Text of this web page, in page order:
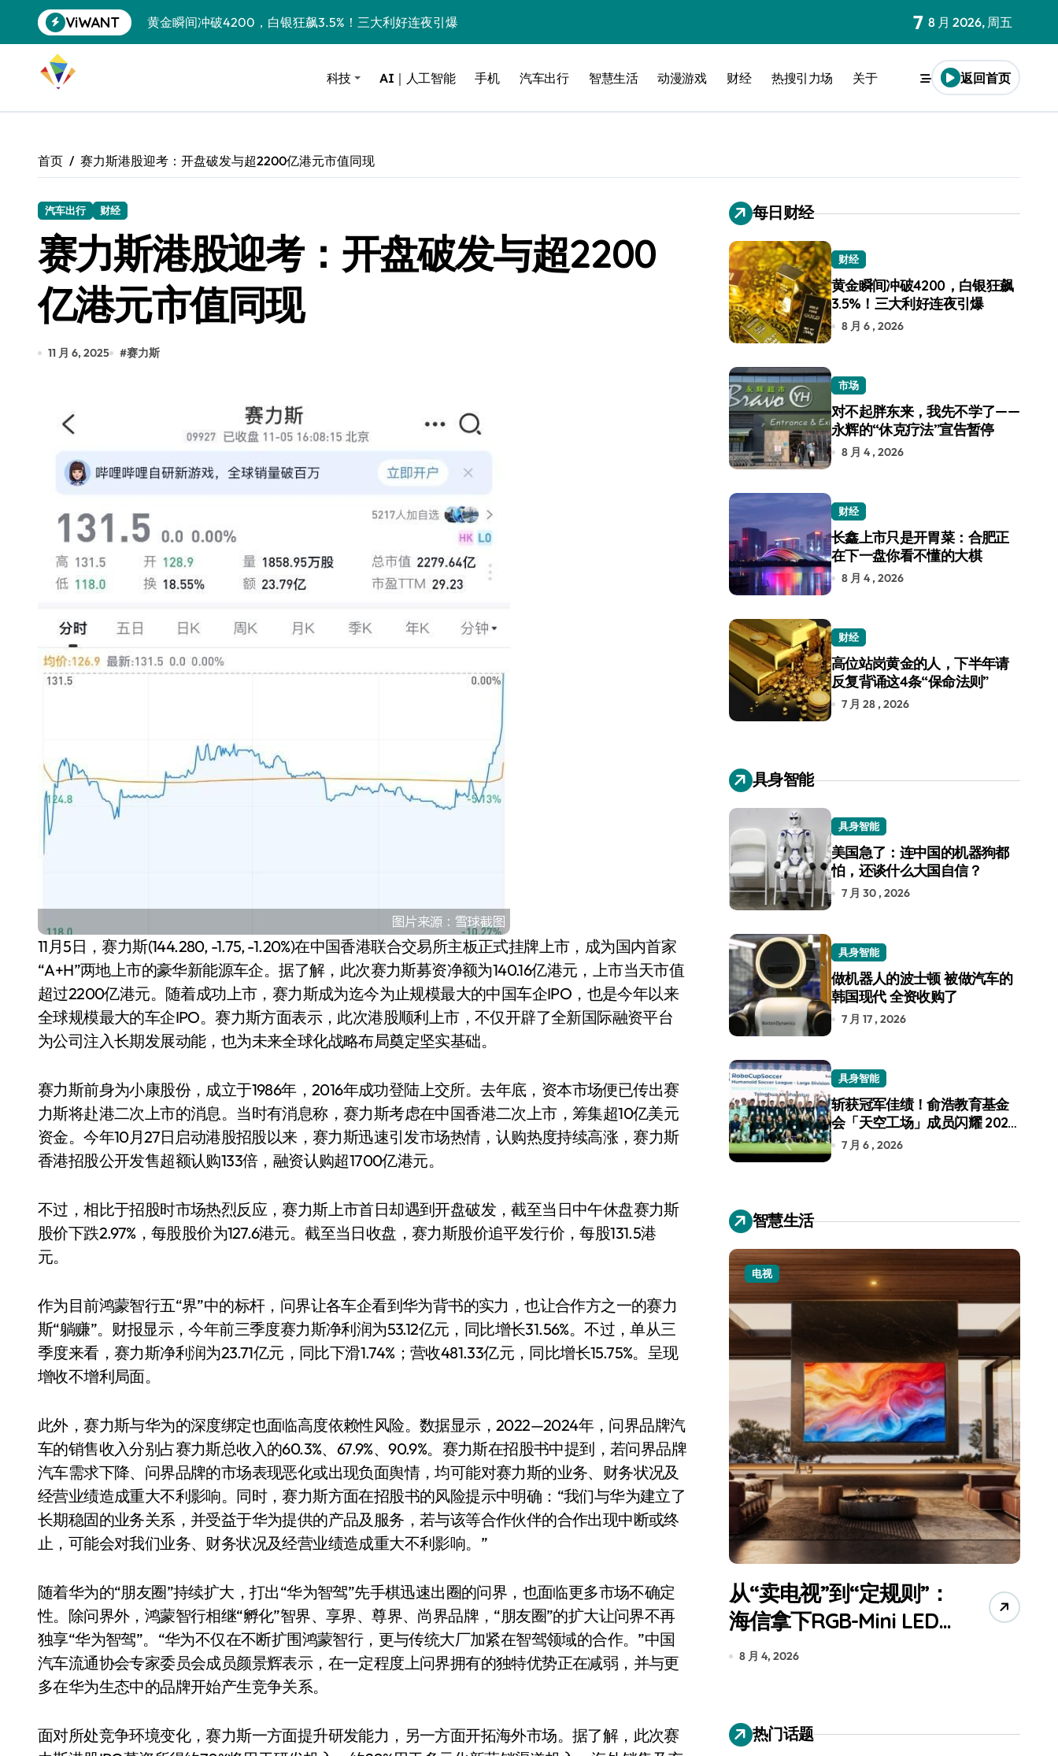
到
ViWANT
黄金瞬间冲破4200，白银狂飙3.5%！三大利好连夜引爆
Peloton 新车实测：屏幕能转、风扇怼脸，但最狠的是那个机械音
Xbox七月大崩盘：裁员3200、卖工作室、网络瘫了，微软这次真急了
谷歌DeepMind创始人辞去CEO，但继续“垂帘听政”？
400层堆叠、性能翻倍 三星把最新存储技术给了AI
召回X9、合作大众遇冷、高端梦碎：小鹏的“多事之夏”
比Model 3便宜？不，比Model 3有面儿——试驾雷克萨斯ES 500e
花钱买宝马，启动先看蜘蛛侠？”车主怒了：车内不是广告屏！
Windows 11家庭版和专业版，选错真的会后悔吗？
维修店最怕的“作死”操作：把手机塞冰箱，你中招了吗？
轻到忽略不计 大疆Mini 2S内录实测，值不值得冲？
从“卖电视”到“定规则”：海信拿下RGB-Mini LED全球话语权
对不起胖东来，我先不学了——永辉的“休克疗法”宣告暂停
耳机低音像白开水？90%的人第一步就做错了
复古玩家狂喜：Anbernic第三次复刻GBA SP，情怀拉满
Xbox 360 游戏终于要登 PC，光盘党也能“以盘换数”了？
追觅清洁电器全球累计出货量破4000万台，技术创新驱动多品类增长
7 8 月 2026, 周五
科技 AI｜人工智能 手机 汽车出行 智慧生活 动漫游戏 财经 热搜引力场 关于 返回首页
首页 赛力斯港股迎考：开盘破发与超2200亿港元市值同现
汽车出行 财经
赛力斯港股迎考：开盘破发与超2200
亿港元市值同现
11 月 6, 2025 #赛力斯
11月5日，赛力斯(144.280, -1.75, -1.20%)在中国香港联合交易所主板正式挂牌上市，成为国内首家
“A+H”两地上市的豪华新能源车企。据了解，此次赛力斯募资净额为140.16亿港元，上市当天市值
超过2200亿港元。随着成功上市，赛力斯成为迄今为止规模最大的中国车企IPO，也是今年以来
全球规模最大的车企IPO。赛力斯方面表示，此次港股顺利上市，不仅开辟了全新国际融资平台
为公司注入长期发展动能，也为未来全球化战略布局奠定坚实基础。
赛力斯前身为小康股份，成立于1986年，2016年成功登陆上交所。去年底，资本市场便已传出赛
力斯将赴港二次上市的消息。当时有消息称，赛力斯考虑在中国香港二次上市，筹集超10亿美元
资金。今年10月27日启动港股招股以来，赛力斯迅速引发市场热情，认购热度持续高涨，赛力斯
香港招股公开发售超额认购133倍，融资认购超1700亿港元。
不过，相比于招股时市场热烈反应，赛力斯上市首日却遇到开盘破发，截至当日中午休盘赛力斯
股价下跌2.97%，每股股价为127.6港元。截至当日收盘，赛力斯股价追平发行价，每股131.5港
元。
作为目前鸿蒙智行五“界”中的标杆，问界让各车企看到华为背书的实力，也让合作方之一的赛力
斯“躺赚”。财报显示，今年前三季度赛力斯净利润为53.12亿元，同比增长31.56%。不过，单从三
季度来看，赛力斯净利润为23.71亿元，同比下滑1.74%；营收481.33亿元，同比增长15.75%。呈现
增收不增利局面。
此外，赛力斯与华为的深度绑定也面临高度依赖性风险。数据显示，2022—2024年，问界品牌汽
车的销售收入分别占赛力斯总收入的60.3%、67.9%、90.9%。赛力斯在招股书中提到，若问界品牌
汽车需求下降、问界品牌的市场表现恶化或出现负面舆情，均可能对赛力斯的业务、财务状况及
经营业绩造成重大不利影响。同时，赛力斯方面在招股书的风险提示中明确：“我们与华为建立了
长期稳固的业务关系，并受益于华为提供的产品及服务，若与该等合作伙伴的合作出现中断或终
止，可能会对我们业务、财务状况及经营业绩造成重大不利影响。”
随着华为的“朋友圈”持续扩大，打出“华为智驾”先手棋迅速出圈的问界，也面临更多市场不确定
性。除问界外，鸿蒙智行相继“孵化”智界、享界、尊界、尚界品牌，“朋友圈”的扩大让问界不再
独享“华为智驾”。“华为不仅在不断扩围鸿蒙智行，更与传统大厂加紧在智驾领域的合作。”中国
汽车流通协会专家委员会成员颜景辉表示，在一定程度上问界拥有的独特优势正在减弱，并与更
多在华为生态中的品牌开始产生竞争关系。
面对所处竞争环境变化，赛力斯一方面提升研发能力，另一方面开拓海外市场。据了解，此次赛
每日财经
财经
黄金瞬间冲破4200，白银狂飙
3.5%！三大利好连夜引爆
8 月 6 , 2026
市场
对不起胖东来，我先不学了——
永辉的“休克疗法”宣告暂停
8 月 4 , 2026
财经
长鑫上市只是开胃菜：合肥正
在下一盘你看不懂的大棋
8 月 4 , 2026
财经
高位站岗黄金的人，下半年请
反复背诵这4条“保命法则”
7 月 28 , 2026
具身智能
具身智能
美国急了：连中国的机器狗都
怕，还谈什么大国自信？
7 月 30 , 2026
具身智能
做机器人的波士顿 被做汽车的
韩国现代 全资收购了
7 月 17 , 2026
具身智能
斩获冠军佳绩！俞浩教育基金
会「天空工场」成员闪耀 2026
RoboCup 机器人世界杯
7 月 6 , 2026
智慧生活
从电视一哥到声学霸主，
TCL用一套‘完整体系’砸
开了回音壁的顶级牌桌
7 月 27, 2026
追觅清洁电器全球累计出
货量破4000万台，技术
创新驱动多品类增长
8 月 6, 2026
电视
从“卖电视”到“定规则”：
海信拿下RGB-Mini LED
全球话语权
8 月 4, 2026
热门话题